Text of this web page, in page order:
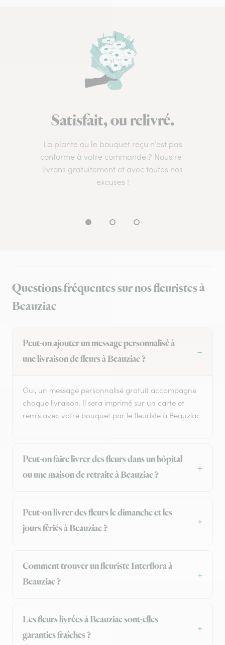
Satisfait, ou relivré.
La plante ou le bouquet reçu n’est pas
conforme à votre commande ? Nous re-
livrons gratuitement et avec toutes nos
excuses !
Questions fréquentes sur nos fleuristes à
Beauziac
Peut-on ajouter un message personnalisé à
une livraison de fleurs à Beauziac ?
Oui, un message personnalisé gratuit accompagne
chaque livraison. Il sera imprimé sur un carte et
remis avec votre bouquet par le fleuriste à Beauziac.
Peut-on faire livrer des fleurs dans un hôpital
ou une maison de retraite à Beauziac ?
Peut-on livrer des fleurs le dimanche et les
jours fériés à Beauziac ?
Comment trouver un fleuriste Interflora à
Beauziac ?
Les fleurs livrées à Beauziac sont-elles
garanties fraîches ?